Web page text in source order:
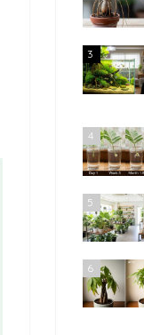
3
4
5
6